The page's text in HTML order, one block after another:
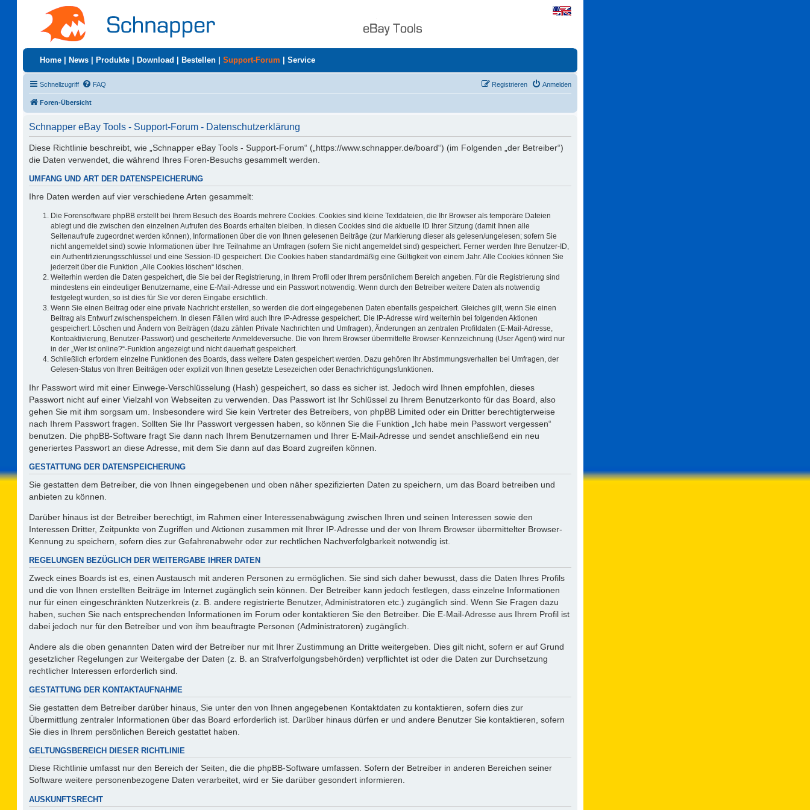
Home News Produkte Download Bestellen Support-Forum Service
Schnellzugriff FAQ Anmelden
Registrieren
Foren-Übersicht
Schnapper eBay Tools - Support-Forum - Datenschutzerklärung
Diese Richtlinie beschreibt, wie „Schnapper eBay Tools - Support-Forum“ („https://www.schnapper.de/board“) (im Folgenden „der Betreiber“)
die Daten verwendet, die während Ihres Foren-Besuchs gesammelt werden.
UMFANG UND ART DER DATENSPEICHERUNG
Ihre Daten werden auf vier verschiedene Arten gesammelt:
Die Forensoftware phpBB erstellt bei Ihrem Besuch des Boards mehrere Cookies. Cookies sind kleine Textdateien, die Ihr Browser als temporäre Dateien
ablegt und die zwischen den einzelnen Aufrufen des Boards erhalten bleiben. In diesen Cookies sind die aktuelle ID Ihrer Sitzung (damit Ihnen alle
Seitenaufrufe zugeordnet werden können), Informationen über die von Ihnen gelesenen Beiträge (zur Markierung dieser als gelesen/ungelesen; sofern Sie
nicht angemeldet sind) sowie Informationen über Ihre Teilnahme an Umfragen (sofern Sie nicht angemeldet sind) gespeichert. Ferner werden Ihre Benutzer-ID,
ein Authentifizierungsschlüssel und eine Session-ID gespeichert. Die Cookies haben standardmäßig eine Gültigkeit von einem Jahr. Alle Cookies können Sie
jederzeit über die Funktion „Alle Cookies löschen“ löschen.
Weiterhin werden die Daten gespeichert, die Sie bei der Registrierung, in Ihrem Profil oder Ihrem persönlichem Bereich angeben. Für die Registrierung sind
mindestens ein eindeutiger Benutzername, eine E-Mail-Adresse und ein Passwort notwendig. Wenn durch den Betreiber weitere Daten als notwendig
festgelegt wurden, so ist dies für Sie vor deren Eingabe ersichtlich.
Wenn Sie einen Beitrag oder eine private Nachricht erstellen, so werden die dort eingegebenen Daten ebenfalls gespeichert. Gleiches gilt, wenn Sie einen
Beitrag als Entwurf zwischenspeichern. In diesen Fällen wird auch Ihre IP-Adresse gespeichert. Die IP-Adresse wird weiterhin bei folgenden Aktionen
gespeichert: Löschen und Ändern von Beiträgen (dazu zählen Private Nachrichten und Umfragen), Änderungen an zentralen Profildaten (E-Mail-Adresse,
Kontoaktivierung, Benutzer-Passwort) und gescheiterte Anmeldeversuche. Die von Ihrem Browser übermittelte Browser-Kennzeichnung (User Agent) wird nur
in der „Wer ist online?“-Funktion angezeigt und nicht dauerhaft gespeichert.
Schließlich erfordern einzelne Funktionen des Boards, dass weitere Daten gespeichert werden. Dazu gehören Ihr Abstimmungsverhalten bei Umfragen, der
Gelesen-Status von Ihren Beiträgen oder explizit von Ihnen gesetzte Lesezeichen oder Benachrichtigungsfunktionen.
Ihr Passwort wird mit einer Einwege-Verschlüsselung (Hash) gespeichert, so dass es sicher ist. Jedoch wird Ihnen empfohlen, dieses
Passwort nicht auf einer Vielzahl von Webseiten zu verwenden. Das Passwort ist Ihr Schlüssel zu Ihrem Benutzerkonto für das Board, also
gehen Sie mit ihm sorgsam um. Insbesondere wird Sie kein Vertreter des Betreibers, von phpBB Limited oder ein Dritter berechtigterweise
nach Ihrem Passwort fragen. Sollten Sie Ihr Passwort vergessen haben, so können Sie die Funktion „Ich habe mein Passwort vergessen“
benutzen. Die phpBB-Software fragt Sie dann nach Ihrem Benutzernamen und Ihrer E-Mail-Adresse und sendet anschließend ein neu
generiertes Passwort an diese Adresse, mit dem Sie dann auf das Board zugreifen können.
GESTATTUNG DER DATENSPEICHERUNG
Sie gestatten dem Betreiber, die von Ihnen eingegebenen und oben näher spezifizierten Daten zu speichern, um das Board betreiben und
anbieten zu können.
Darüber hinaus ist der Betreiber berechtigt, im Rahmen einer Interessenabwägung zwischen Ihren und seinen Interessen sowie den
Interessen Dritter, Zeitpunkte von Zugriffen und Aktionen zusammen mit Ihrer IP-Adresse und der von Ihrem Browser übermittelter Browser-
Kennung zu speichern, sofern dies zur Gefahrenabwehr oder zur rechtlichen Nachverfolgbarkeit notwendig ist.
REGELUNGEN BEZÜGLICH DER WEITERGABE IHRER DATEN
Zweck eines Boards ist es, einen Austausch mit anderen Personen zu ermöglichen. Sie sind sich daher bewusst, dass die Daten Ihres Profils
und die von Ihnen erstellten Beiträge im Internet zugänglich sein können. Der Betreiber kann jedoch festlegen, dass einzelne Informationen
nur für einen eingeschränkten Nutzerkreis (z. B. andere registrierte Benutzer, Administratoren etc.) zugänglich sind. Wenn Sie Fragen dazu
haben, suchen Sie nach entsprechenden Informationen im Forum oder kontaktieren Sie den Betreiber. Die E-Mail-Adresse aus Ihrem Profil ist
dabei jedoch nur für den Betreiber und von ihm beauftragte Personen (Administratoren) zugänglich.
Andere als die oben genannten Daten wird der Betreiber nur mit Ihrer Zustimmung an Dritte weitergeben. Dies gilt nicht, sofern er auf Grund
gesetzlicher Regelungen zur Weitergabe der Daten (z. B. an Strafverfolgungsbehörden) verpflichtet ist oder die Daten zur Durchsetzung
rechtlicher Interessen erforderlich sind.
GESTATTUNG DER KONTAKTAUFNAHME
Sie gestatten dem Betreiber darüber hinaus, Sie unter den von Ihnen angegebenen Kontaktdaten zu kontaktieren, sofern dies zur
Übermittlung zentraler Informationen über das Board erforderlich ist. Darüber hinaus dürfen er und andere Benutzer Sie kontaktieren, sofern
Sie dies in Ihrem persönlichen Bereich gestattet haben.
GELTUNGSBEREICH DIESER RICHTLINIE
Diese Richtlinie umfasst nur den Bereich der Seiten, die die phpBB-Software umfassen. Sofern der Betreiber in anderen Bereichen seiner
Software weitere personenbezogene Daten verarbeitet, wird er Sie darüber gesondert informieren.
AUSKUNFTSRECHT